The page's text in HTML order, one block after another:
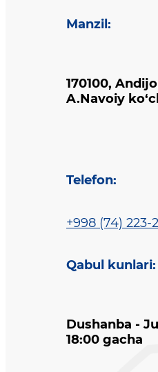
Manzil :
170100,
A.Navoiy
Telefon:
+998 (74) 223-
Qabul kunlari:
Dushanba -
18:00 gacha